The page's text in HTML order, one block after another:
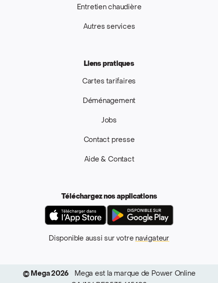
Entretien chaudière
Autres services
Liens pratiques
Cartes tarifaires
Déménagement
Jobs
Contact presse
Aide & Contact
Téléchargez nos applications
App Store
Disponible aussi sur votre navigateur
© Mega 2026
Mega est la marque de Power Online